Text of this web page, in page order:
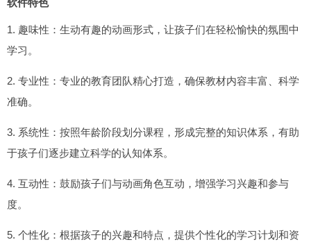
软件特色
1. 趣味性：生动有趣的动画形式，让孩子们在轻松愉快的氛围中
学习。
2. 专业性：专业的教育团队精心打造，确保教材内容丰富、科学
准确。
3. 系统性：按照年龄阶段划分课程，形成完整的知识体系，有助
于孩子们逐步建立科学的认知体系。
4. 互动性：鼓励孩子们与动画角色互动，增强学习兴趣和参与
度。
5. 个性化：根据孩子的兴趣和特点，提供个性化的学习计划和资